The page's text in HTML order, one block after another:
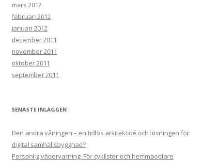
mars 2012
februari 2012
januari 2012
december 2011
november 2011
oktober 2011
september 2011
SENASTE INLÄGGEN
Den andra våningen – en tidlös arkitektidé och lösningen för
digital samhällsbyggnad?
Personlig vädervarning: För cyklister och hemmaodlare